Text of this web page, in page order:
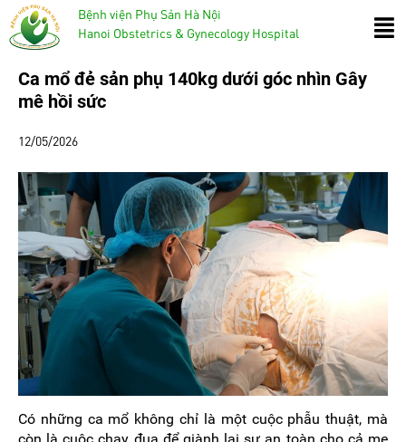
Bệnh viện Phụ Sản Hà Nội
Hanoi Obstetrics & Gynecology Hospital
Ca mổ đẻ sản phụ 140kg dưới góc nhìn Gây
mê hồi sức
12/05/2026
Có những ca mổ không chỉ là một cuộc phẫu thuật, mà